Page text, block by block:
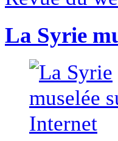
La Syrie